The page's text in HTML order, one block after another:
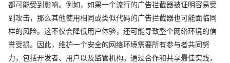
都可能受到影响。例如，如果一个流行的广告拦截器被证明容易受
到攻击，那么其他使用相同或类似代码的广告拦截器也可能面临同
样的风险。这不仅会降低用户体验，还可能导致整个网络环境的信
誉受损。因此，维护一个安全的网络环境需要所有参与者共同努
力，包括开发者、用户以及监管机构。通过合作和共享最佳实践，